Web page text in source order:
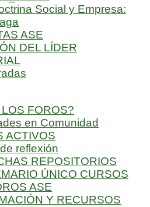
Social y Empresa:
ASE
DEL LÍDER
FOROS?
en Comunidad
ACTIVOS
reflexión
REPOSITORIOS
ÚNICO CURSOS
ASE
Y RECURSOS